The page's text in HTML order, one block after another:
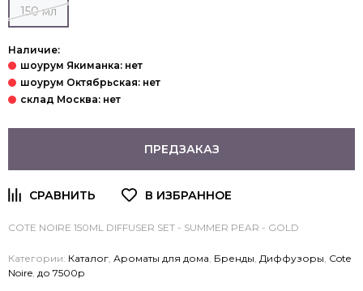
150 мл
Наличие:
ПРЕДЗАКАЗ
COTE NOIRE 150ML DIFFUSER SET - SUMMER PEAR - GOLD
Категории: Каталог Ароматы для дома Бренды Диффузоры Cote
Noire до 7500р